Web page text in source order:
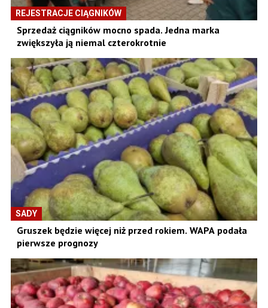
REJESTRACJE CIĄGNIKÓW
Sprzedaż ciągników mocno spada. Jedna marka
zwiększyła ją niemal czterokrotnie
SADY
Gruszek będzie więcej niż przed rokiem. WAPA podała
pierwsze prognozy